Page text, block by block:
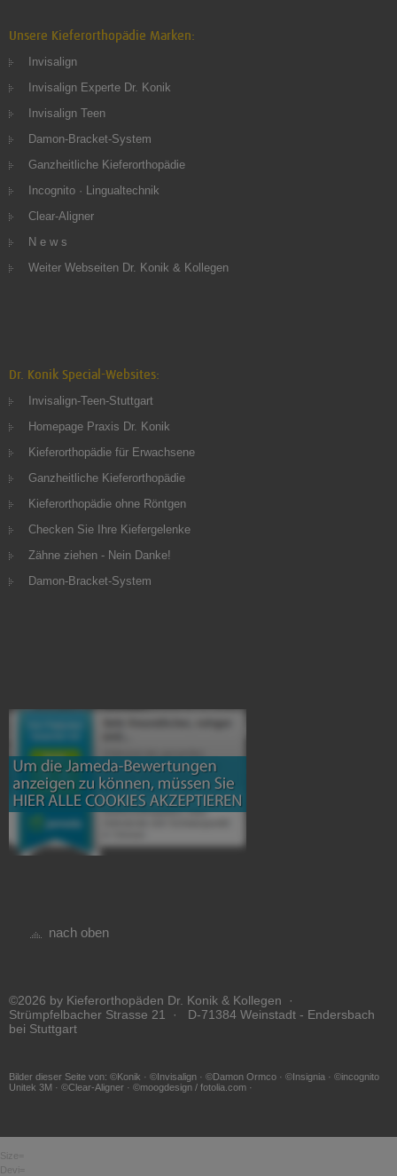
Unsere Kieferorthopädie Marken:
Invisalign
Invisalign Experte Dr. Konik
Invisalign Teen
Damon-Bracket-System
Ganzheitliche Kieferorthopädie
Incognito · Lingualtechnik
Clear-Aligner
N e w s
Weiter Webseiten Dr. Konik & Kollegen
Dr. Konik Special-Websites:
Invisalign-Teen-Stuttgart
Homepage Praxis Dr. Konik
Kieferorthopädie für Erwachsene
Ganzheitliche Kieferorthopädie
Kieferorthopädie ohne Röntgen
Checken Sie Ihre Kiefergelenke
Zähne ziehen - Nein Danke!
Damon-Bracket-System
nach oben
©2026 by Kieferorthopäden Dr. Konik & Kollegen ·
Strümpfelbacher Strasse 21 · D-71384 Weinstadt - Endersbach
bei Stuttgart
Bilder dieser Seite von: ©Konik · ©Invisalign · ©Damon Ormco · ©Insignia · ©incognito
Unitek 3M · ©Clear-Aligner · ©moogdesign / fotolia.com ·
Size=
Devi=